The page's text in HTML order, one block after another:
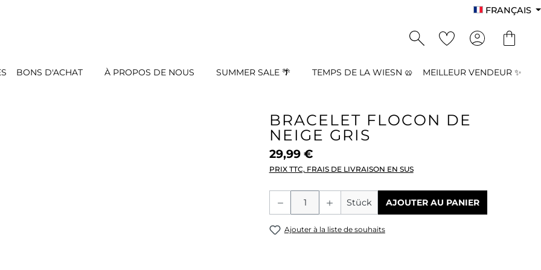
FRANÇAIS
BONS D'ACHAT À PROPOS DE NOUS SUMMER SALE 🌴 TEMPS DE LA WIESN 🥨 MEILLEUR VENDEUR ✨
BRACELET FLOCON DE
NEIGE GRIS
29,99 €
PRIX TTC, FRAIS DE LIVRAISON EN SUS
Quantité de produit : Entrez la
Stück AJOUTER AU PANIER
Ajouter à la liste de souhaits